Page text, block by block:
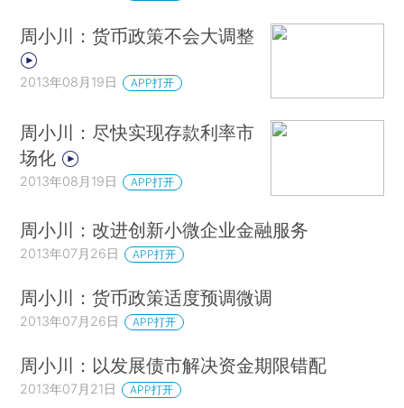
周小川：货币政策不会大调整
2013年08月19日 APP打开
周小川：尽快实现存款利率市
场化
2013年08月19日 APP打开
周小川：改进创新小微企业金融服务
2013年07月26日 APP打开
周小川：货币政策适度预调微调
2013年07月26日 APP打开
周小川：以发展债市解决资金期限错配
2013年07月21日 APP打开